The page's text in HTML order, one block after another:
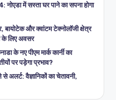
में सस्ता घर पाने का सपना होगा
और क्वांटम टेक्नोलॉजी क्षेत्र
के लिए अवसर
के नए पीएम मार्क कार्नी का
पर पड़ेगा प्रभाव?
अलर्ट: वैज्ञानिकों का चेतावनी,